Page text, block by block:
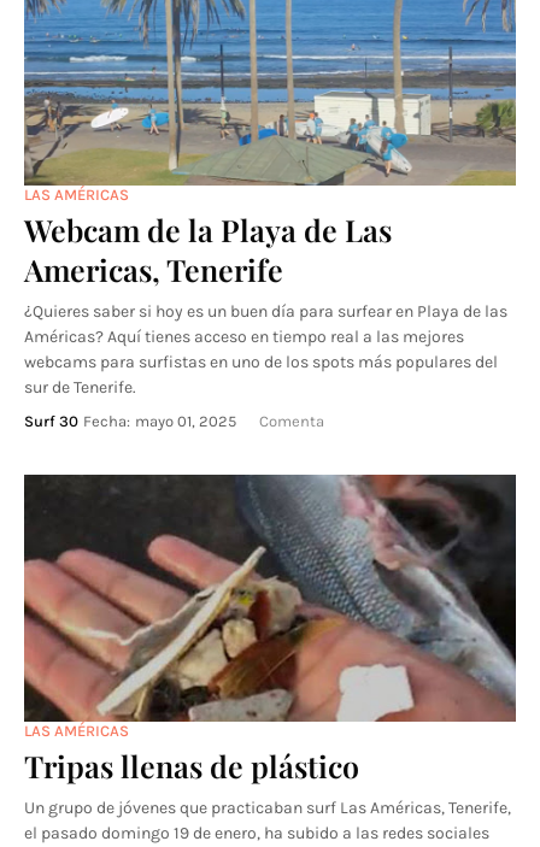
LAS AMÉRICAS
Webcam de la Playa de Las
Americas, Tenerife
¿Quieres saber si hoy es un buen día para surfear en Playa de las
Américas? Aquí tienes acceso en tiempo real a las mejores
webcams para surfistas en uno de los spots más populares del
sur de Tenerife.
Surf 30 Fecha: mayo 01, 2025 Comenta
LAS AMÉRICAS
Tripas llenas de plástico
Un grupo de jóvenes que practicaban surf Las Américas, Tenerife,
el pasado domingo 19 de enero, ha subido a las redes sociales